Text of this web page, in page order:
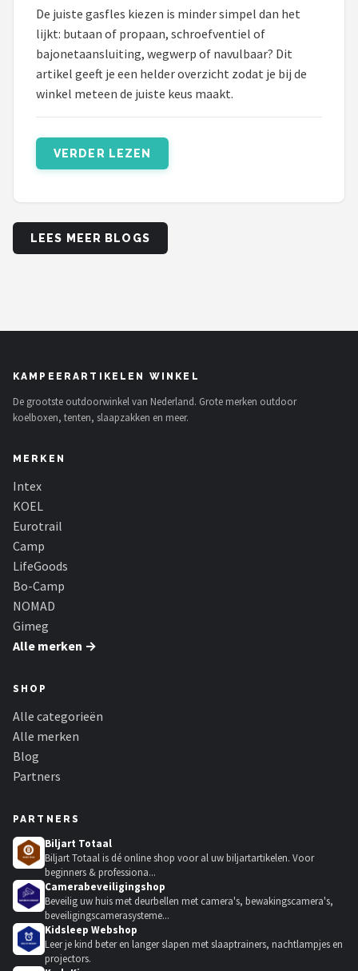
De juiste gasfles kiezen is minder simpel dan het
lijkt: butaan of propaan, schroefventiel of
bajonetaansluiting, wegwerp of navulbaar? Dit
artikel geeft je een helder overzicht zodat je bij de
winkel meteen de juiste keus maakt.
VERDER LEZEN
LEES MEER BLOGS
KAMPEERARTIKELEN WINKEL
De grootste outdoorwinkel van Nederland. Grote merken outdoor
koelboxen, tenten, slaapzakken en meer.
MERKEN
Intex
KOEL
Eurotrail
Camp
LifeGoods
Bo-Camp
NOMAD
Gimeg
Alle merken →
SHOP
Alle categorieën
Alle merken
Blog
Partners
PARTNERS
Biljart Totaal
Biljart Totaal is dé online shop voor al uw biljartartikelen. Voor
beginners & professiona...
Camerabeveiligingshop
Beveilig uw huis met deurbellen met camera's, bewakingscamera's,
beveiligingscamerasysteme...
Kidsleep Webshop
Leer je kind beter en langer slapen met slaaptrainers, nachtlampjes en
projectors.